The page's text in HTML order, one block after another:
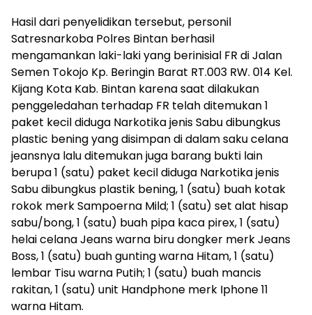
Hasil dari penyelidikan tersebut, personil
Satresnarkoba Polres Bintan berhasil
mengamankan laki-laki yang berinisial FR di Jalan
Semen Tokojo Kp. Beringin Barat RT.003 RW. 014 Kel.
Kijang Kota Kab. Bintan karena saat dilakukan
penggeledahan terhadap FR telah ditemukan 1
paket kecil diduga Narkotika jenis Sabu dibungkus
plastic bening yang disimpan di dalam saku celana
jeansnya lalu ditemukan juga barang bukti lain
berupa 1 (satu) paket kecil diduga Narkotika jenis
Sabu dibungkus plastik bening, 1 (satu) buah kotak
rokok merk Sampoerna Mild; 1 (satu) set alat hisap
sabu/bong, 1 (satu) buah pipa kaca pirex, 1 (satu)
helai celana Jeans warna biru dongker merk Jeans
Boss, 1 (satu) buah gunting warna Hitam, 1 (satu)
lembar Tisu warna Putih; 1 (satu) buah mancis
rakitan, 1 (satu) unit Handphone merk Iphone 11
warna Hitam.